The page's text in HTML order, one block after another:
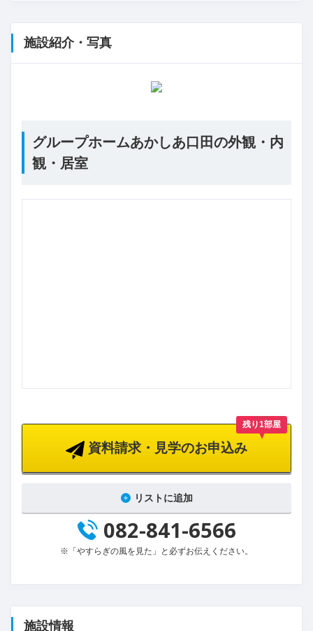
施設紹介・写真
グループホームあかしあ口田の外観・内
観・居室
残り1部屋
資料請求・見学のお申込み
リストに追加
082-841-6566
※「やすらぎの風を見た」と必ずお伝えください。
施設情報